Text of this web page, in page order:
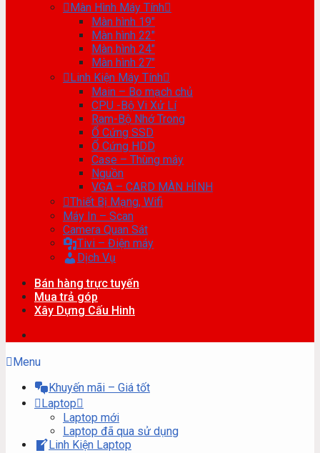
Màn Hình Máy Tính
Màn hình 19″
Màn hình 22″
Màn hình 24″
Màn hình 27″
Linh Kiện Máy Tính
Main – Bo mạch chủ
CPU -Bộ Vi Xử Lí
Ram-Bộ Nhớ Trong
Ổ Cứng SSD
Ổ Cứng HDD
Case – Thùng máy
Nguồn
VGA – CARD MÀN HÌNH
Thiết Bị Mạng, Wifi
Máy In – Scan
Camera Quan Sát
Tivi – Điện máy
Dịch Vụ
Bán hàng trực tuyến
Mua trả góp
Xây Dựng Cấu Hinh
Menu
Khuyến mãi – Giá tốt
Laptop
Laptop mới
Laptop đã qua sử dụng
Linh Kiện Laptop